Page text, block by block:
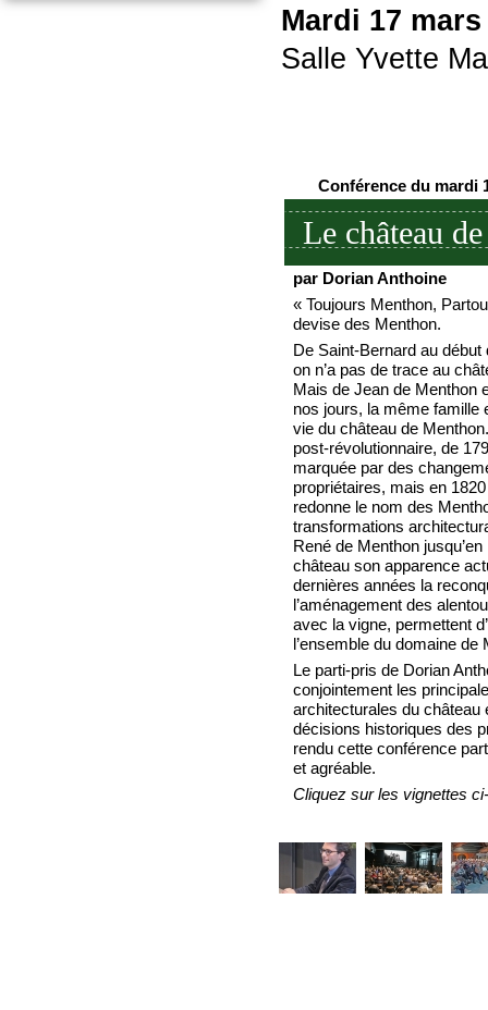
Mardi 17 mars
Salle Yvette
Conférence du mardi
Le château
par Dorian Anthoine
« Toujours Menthon,
devise des Menthon.
De Saint-Bernard au début
on n’a pas de trace au
Mais de Jean de Menthon
nos jours, la même famille
vie du château de
post-révolutionnaire, de
marquée par des
propriétaires, mais en
redonne le nom des
transformations
René de Menthon
château son apparence
dernières années la
l’aménagement des
avec la vigne, permettent
l’ensemble du domaine de
Le parti-pris de Dorian
conjointement les
architecturales du château
décisions historiques des
rendu cette conférence
et agréable.
Cliquez sur les vignettes